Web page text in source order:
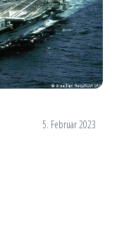
5. Februar 2023